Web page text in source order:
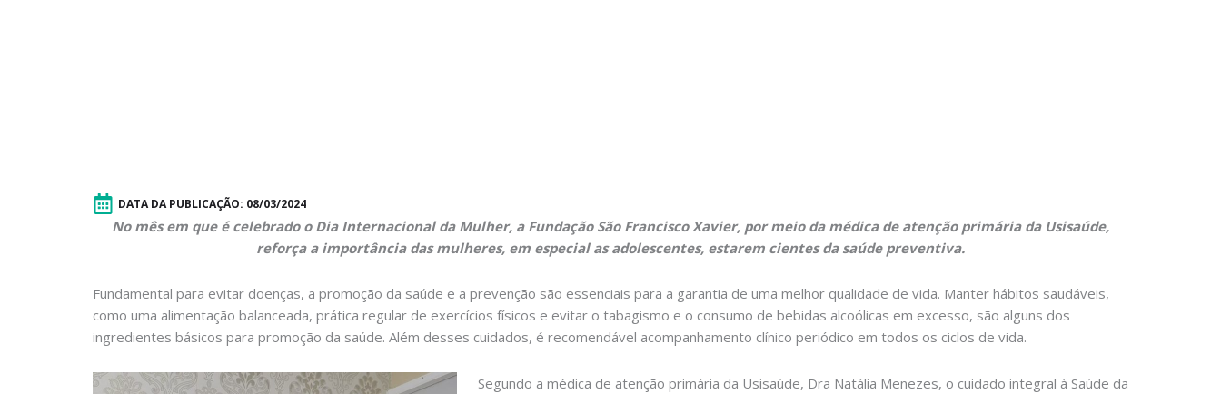
DATA DA PUBLICAÇÃO: 08/03/2024
No mês em que é celebrado o Dia Internacional da Mulher, a Fundação São Francisco Xavier, por meio da médica de atenção primária da Usisaúde,
reforça a importância das mulheres, em especial as adolescentes, estarem cientes da saúde preventiva.
Fundamental para evitar doenças, a promoção da saúde e a prevenção são essenciais para a garantia de uma melhor qualidade de vida. Manter hábitos saudáveis,
como uma alimentação balanceada, prática regular de exercícios físicos e evitar o tabagismo e o consumo de bebidas alcoólicas em excesso, são alguns dos
ingredientes básicos para promoção da saúde. Além desses cuidados, é recomendável acompanhamento clínico periódico em todos os ciclos de vida.
Segundo a médica de atenção primária da Usisaúde, Dra Natália Menezes, o cuidado integral à Saúde da